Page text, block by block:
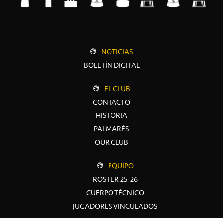
NOTICIAS
BOLETÍN DIGITAL
EL CLUB
CONTACTO
HISTORIA
PALMARÉS
OUR CLUB
EQUIPO
ROSTER 25-26
CUERPO TÉCNICO
JUGADORES VINCULADOS